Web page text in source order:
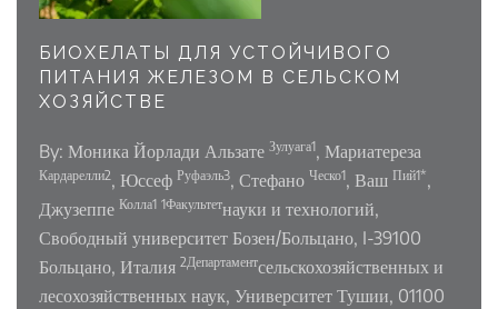
БИОХЕЛАТЫ ДЛЯ УСТОЙЧИВОГО
ПИТАНИЯ ЖЕЛЕЗОМ В СЕЛЬСКОМ
ХОЗЯЙСТВЕ
By: Моника Йорлади Альзате Зулуага1, Мариатереза
Кардарелли2, Юссеф Руфаэль3, Стефано Ческо1, Ваш Пий1*,
Джузеппе Колла1 1Факультетнауки и технологий,
Свободный университет Бозен/Больцано, I-39100
Больцано, Италия 2Департаментсельскохозяйственных и
лесохозяйственных наук, Университет Тушии, 01100